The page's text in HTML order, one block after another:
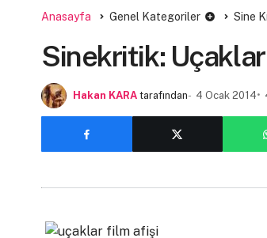
Anasayfa Genel Kategoriler Sine
Sinekritik: Uçaklar
Hakan KARA tarafından 4 Ocak 2014